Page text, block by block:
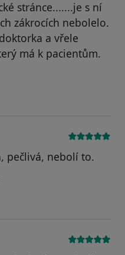
stránce.......je s ní
zákrocích nebolelo.
a vřele
má k pacientům.
Pacient
pečlivá, nebolí to.
Pacient